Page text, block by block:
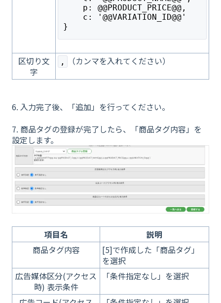
p: @@PRODUCT_PRICE@@,
c: '@@VARIATION_ID@@'
}
区切り文
字
, （カンマを入れてください）
6. 入力完了後、「追加」を行ってください。
7. 商品タグの登録が完了したら、「商品タグ内容」を
設定します。
項目名
説明
商品タグ内容
[5]で作成した「商品タグ」
を選択
広告媒体区分(アクセス
時) 表示条件
「条件指定なし」を選択